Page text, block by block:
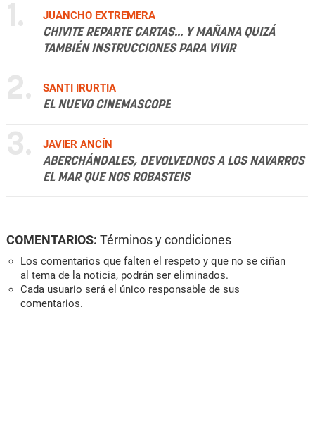
1.
JUANCHO EXTREMERA
CHIVITE REPARTE CARTAS... Y MAÑANA QUIZÁ
TAMBIÉN INSTRUCCIONES PARA VIVIR
2.
SANTI IRURTIA
EL NUEVO CINEMASCOPE
3.
JAVIER ANCÍN
ABERCHÁNDALES, DEVOLVEDNOS A LOS NAVARROS
EL MAR QUE NOS ROBASTEIS
COMENTARIOS: Términos y condiciones
Los comentarios que falten el respeto y que no se ciñan
al tema de la noticia, podrán ser eliminados.
Cada usuario será el único responsable de sus
comentarios.